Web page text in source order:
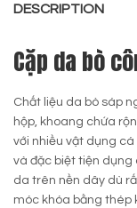
DESCRIPTION
Cặp da bò
Chất liệu da bò sáp
hộp, khoang chứa
với nhiều vật dụng cá
và đặc biệt tiện dụng
da trên nền dây dù
móc khóa bằng thép